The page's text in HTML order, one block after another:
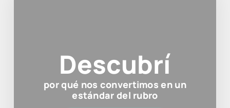
Descubrí
por qué nos convertimos en un
estándar del rubro